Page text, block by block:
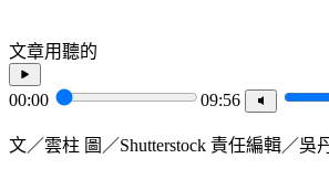
文章用聽的
00:00 09:56
文／雲柱 圖／Shutterstock 責任編輯／吳